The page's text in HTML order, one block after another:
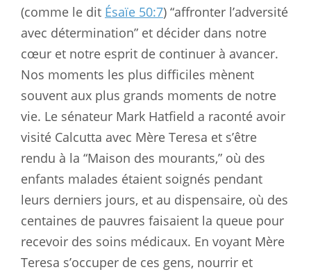
(comme le dit Ésaïe 50:7) “affronter l’adversité
avec détermination” et décider dans notre
cœur et notre esprit de continuer à avancer.
Nos moments les plus difficiles mènent
souvent aux plus grands moments de notre
vie. Le sénateur Mark Hatfield a raconté avoir
visité Calcutta avec Mère Teresa et s’être
rendu à la “Maison des mourants,” où des
enfants malades étaient soignés pendant
leurs derniers jours, et au dispensaire, où des
centaines de pauvres faisaient la queue pour
recevoir des soins médicaux. En voyant Mère
Teresa s’occuper de ces gens, nourrir et